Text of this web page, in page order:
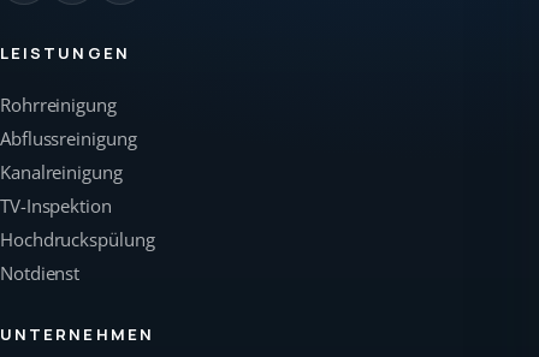
LEISTUNGEN
Rohrreinigung
Abflussreinigung
Kanalreinigung
TV-Inspektion
Hochdruckspülung
Notdienst
UNTERNEHMEN